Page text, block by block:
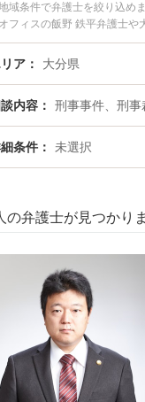
域条件で弁護士を絞り込め
フィスの飯野 鉄平弁護士や
います。『大分県で土日や
無料で刑事裁判を法律相談で
ア 大分県
内容 刑事事件、刑事
条件 未選択
の弁護士が見つかり